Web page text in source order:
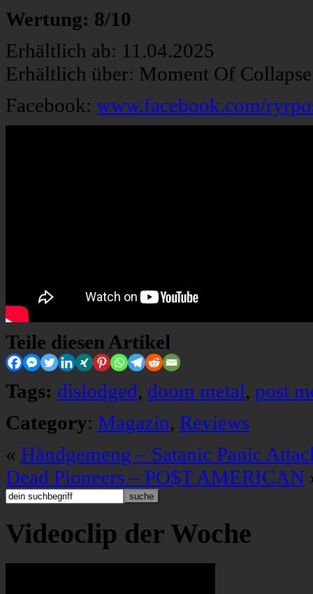
Wertung: 8/10
Erhältlich ab: 11.04.2025
Erhältlich über: Moment Of
Facebook: www.facebook.com/
Teile diesen Artikel
Tags: dislodged, doom metal, post
Category: Magazin, Reviews
« Håndgemeng – Satanic Panic
Dead Pioneers – PO$T AMERICAN
Videoclip der Woche